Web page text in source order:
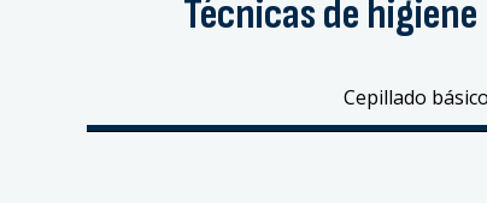
Técnicas de
Cepillado básico